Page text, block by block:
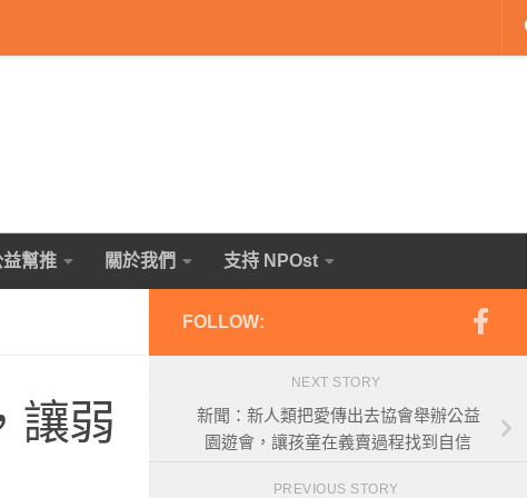
益幫推 關於我們 支持 NPOst
讓弱
FOLLOW:
NEXT STORY
新聞：新人類把愛傳出去協會舉辦公益
園遊會，讓孩童在義賣過程找到自信
PREVIOUS STORY